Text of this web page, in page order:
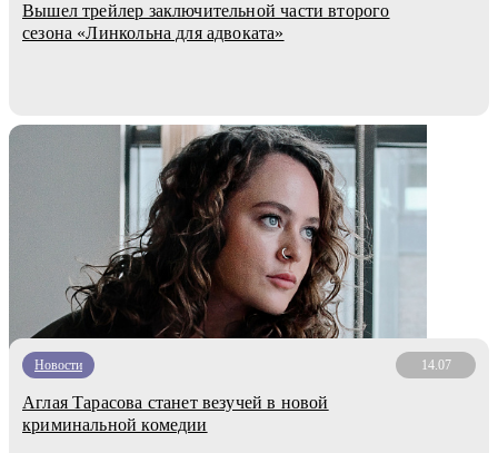
Вышел трейлер заключительной части второго
сезона «Линкольна для адвоката»
Новости 14.07
Аглая Тарасова станет везучей в новой
криминальной комедии